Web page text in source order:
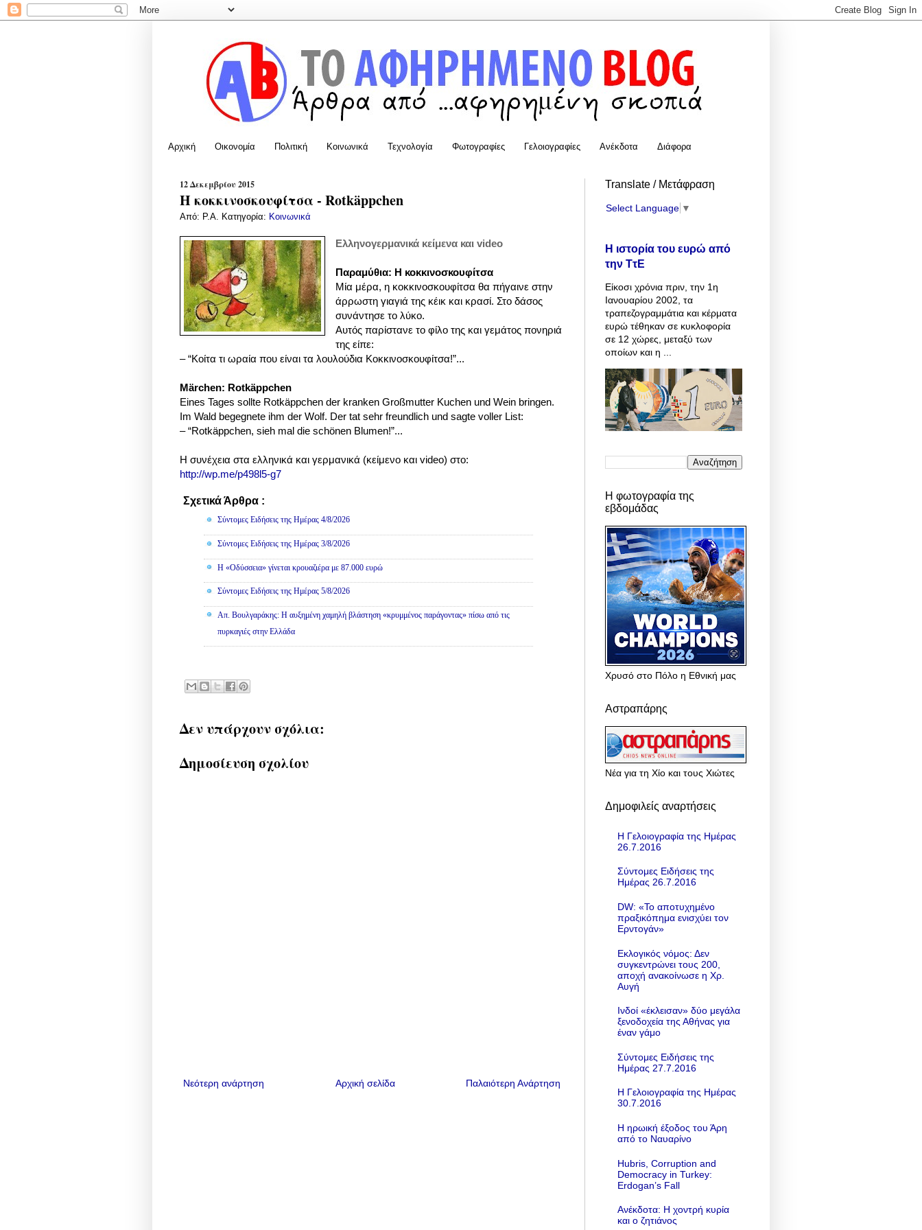
Αρχική Οικονομία Πολιτική Κοινωνικά Τεχνολογία Φωτογραφίες Γελοιογραφίες Ανέκδοτα Διάφορα
12 Δεκεμβρίου 2015
Η κοκκινοσκουφίτσα - Rotkäppchen
Από: P.A. Κατηγορία: Κοινωνικά
Ελληνογερμανικά κείμενα και video
Παραμύθια: Η κοκκινοσκουφίτσα
Μία μέρα, η κοκκινοσκουφίτσα θα πήγαινε στην
άρρωστη γιαγιά της κέικ και κρασί. Στο δάσος
συνάντησε το λύκο.
Αυτός παρίστανε το φίλο της και γεμάτος πονηριά
της είπε:
– “Κοίτα τι ωραία που είναι τα λουλούδια Κοκκινοσκουφίτσα!”...
Märchen: Rotkäppchen
Eines Tages sollte Rotkäppchen der kranken Großmutter Kuchen und Wein bringen.
Im Wald begegnete ihm der Wolf. Der tat sehr freundlich und sagte voller List:
– “Rotkäppchen, sieh mal die schönen Blumen!”...
Η συνέχεια στα ελληνικά και γερμανικά (κείμενo και video) στο:
http://wp.me/p498l5-g7
Σχετικά Άρθρα :
Σύντομες Ειδήσεις της Ημέρας 4/8/2026
Σύντομες Ειδήσεις της Ημέρας 3/8/2026
Η «Οδύσσεια» γίνεται κρουαζιέρα με 87.000 ευρώ
Σύντομες Ειδήσεις της Ημέρας 5/8/2026
Απ. Βουλγαράκης: Η αυξημένη χαμηλή βλάστηση «κρυμμένος παράγοντας» πίσω από τις
πυρκαγιές στην Ελλάδα
Δεν υπάρχουν σχόλια:
Δημοσίευση σχολίου
Νεότερη ανάρτηση Παλαιότερη Ανάρτηση
Αρχική σελίδα
Translate / Μετάφραση
Select Language ▼
Η ιστορία του ευρώ από
την ΤτΕ
Είκοσι χρόνια πριν, την 1η
Ιανουαρίου 2002, τα
τραπεζογραμμάτια και κέρματα
ευρώ τέθηκαν σε κυκλοφορία
σε 12 χώρες, μεταξύ των
οποίων και η ...
Η φωτογραφία της
εβδομάδας
Χρυσό στο Πόλο η Εθνική μας
Αστραπάρης
Νέα για τη Χίο και τους Χιώτες
Δημοφιλείς αναρτήσεις
Η Γελοιογραφία της Ημέρας
26.7.2016
Σύντομες Ειδήσεις της
Ημέρας 26.7.2016
DW: «To αποτυχημένο
πραξικόπημα ενισχύει τον
Ερντογάν»
Εκλογικός νόμος: Δεν
συγκεντρώνει τους 200,
αποχή ανακοίνωσε η Χρ.
Αυγή
Ινδοί «έκλεισαν» δύο μεγάλα
ξενοδοχεία της Αθήνας για
έναν γάμο
Σύντομες Ειδήσεις της
Ημέρας 27.7.2016
Η Γελοιογραφία της Ημέρας
30.7.2016
Η ηρωική έξοδος του Άρη
από το Ναυαρίνο
Hubris, Corruption and
Democracy in Turkey:
Erdogan’s Fall
Ανέκδοτα: Η χοντρή κυρία
και ο ζητιάνος